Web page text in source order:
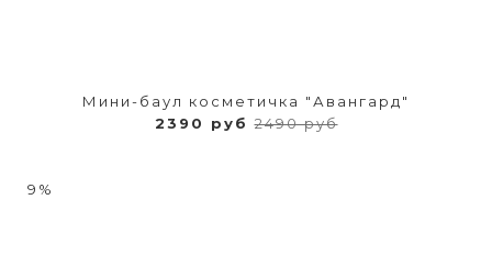
Мини-баул косметичка "Авангард"
2390 руб2490 руб
9%